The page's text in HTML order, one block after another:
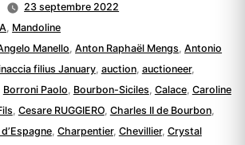
23 septembre 2022
, Mandoline
Manello,Anton Raphaël Mengs,Antonio
filius January, auction, auctioneer,
Borroni Paolo, Bourbon-Siciles, Calace, Caroline
, Cesare RUGGIERO, Charles II de Bourbon,
, Charpentier, Chevillier, Crystal